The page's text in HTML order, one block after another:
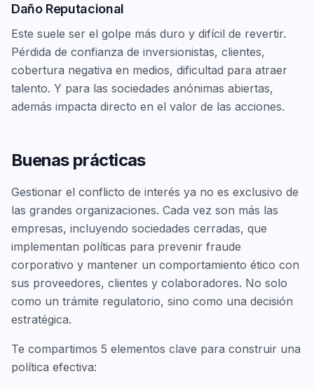
Daño Reputacional
Este suele ser el golpe más duro y difícil de revertir.
Pérdida de confianza de inversionistas, clientes,
cobertura negativa en medios, dificultad para atraer
talento. Y para las sociedades anónimas abiertas,
además impacta directo en el valor de las acciones.
Buenas prácticas
Gestionar el conflicto de interés ya no es exclusivo de
las grandes organizaciones. Cada vez son más las
empresas, incluyendo sociedades cerradas, que
implementan políticas para prevenir fraude
corporativo y mantener un comportamiento ético con
sus proveedores, clientes y colaboradores. No solo
como un trámite regulatorio, sino como una decisión
estratégica.
Te compartimos 5 elementos clave para construir una
política efectiva: